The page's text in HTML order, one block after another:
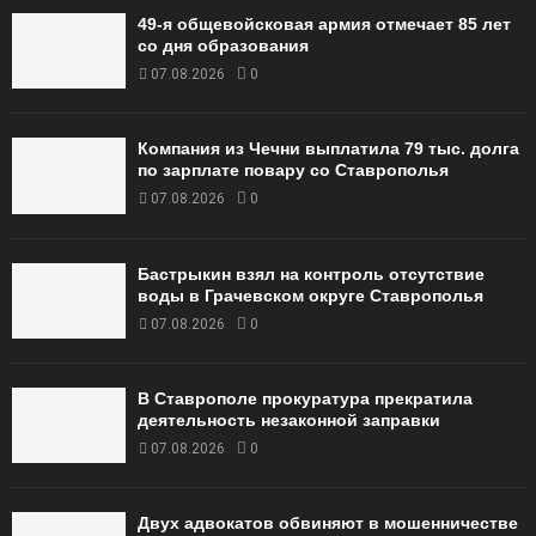
49‑я общевойсковая армия отмечает 85 лет
со дня образования
07.08.2026 0
Компания из Чечни выплатила 79 тыс. долга
по зарплате повару со Ставрополья
07.08.2026 0
Бастрыкин взял на контроль отсутствие
воды в Грачевском округе Ставрополья
07.08.2026 0
В Ставрополе прокуратура прекратила
деятельность незаконной заправки
07.08.2026 0
Двух адвокатов обвиняют в мошенничестве